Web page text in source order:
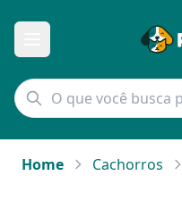
Home Cachorros